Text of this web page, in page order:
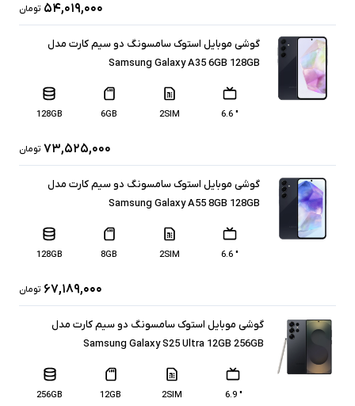
۵۴,۰۱۹,۰۰۰ تومان
گوشی موبایل استوک سامسونگ دو سیم کارت مدل
Samsung Galaxy A35 6GB 128GB
" 6.6
2SIM
6GB
128GB
۷۳,۵۲۵,۰۰۰ تومان
گوشی موبایل استوک سامسونگ دو سیم کارت مدل
Samsung Galaxy A55 8GB 128GB
" 6.6
2SIM
8GB
128GB
۶۷,۱۸۹,۰۰۰ تومان
گوشی موبایل استوک سامسونگ دو سیم کارت مدل
Samsung Galaxy S25 Ultra 12GB 256GB
" 6.9
2SIM
12GB
256GB